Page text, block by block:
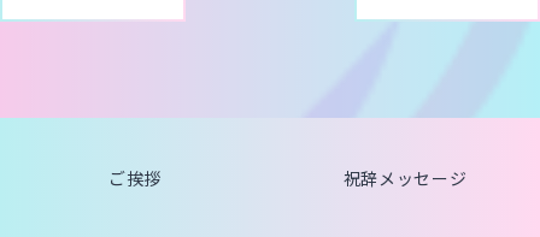
ご挨拶 祝辞メッセージ